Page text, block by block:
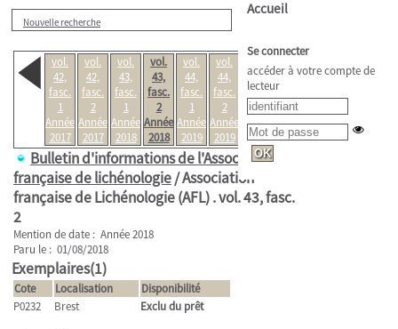
Nouvelle recherche
vol.
42,
fasc.
1
Année
2017
vol.
42,
fasc.
2
Année
2017
vol.
43,
fasc.
1
Année
2018
vol.
43,
fasc.
2
Année
2018
vol.
44,
fasc.
1
Année
2019
vol.
44,
fasc.
2
Année
2019
45,
fasc.
1
Année
2020
Bulletin d'informations de l'Association
française de lichénologie/ Association
française de Lichénologie (AFL) .vol. 43, fasc.
2
Mention de date : Année 2018
Paru le : 01/08/2018
Exemplaires(1)
Cote Localisation
Disponibilité
P0232
Brest Exclu du prêt
Accueil
Se connecter
accéder à votre compte de
lecteur